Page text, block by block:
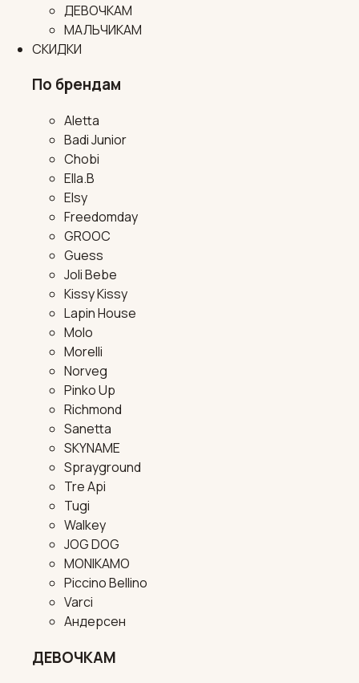
ДЕВОЧКАМ
МАЛЬЧИКАМ
СКИДКИ
По брендам
Aletta
Badi Junior
Chobi
Ella.B
Elsy
Freedomday
GROOC
Guess
Joli Bebe
Kissy Kissy
Lapin House
Molo
Morelli
Norveg
Pinko Up
Richmond
Sanetta
SKYNAME
Sprayground
Tre Api
Tugi
Walkey
JOG DOG
MONIKAMO
Piccino Bellino
Varci
Андерсен
ДЕВОЧКАМ